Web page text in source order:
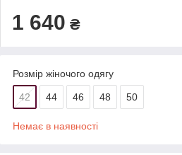
1 640 ₴
Розмір жіночого одягу
42 44 46 48 50
Немає в наявності